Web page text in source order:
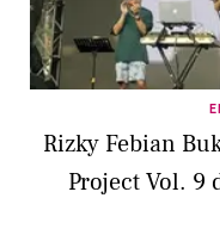
Rizky Febian
Project Vol. 9